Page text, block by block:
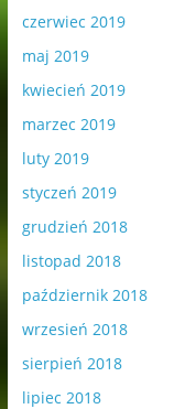
czerwiec 2019
maj 2019
kwiecień 2019
marzec 2019
luty 2019
styczeń 2019
grudzień 2018
listopad 2018
październik 2018
wrzesień 2018
sierpień 2018
lipiec 2018